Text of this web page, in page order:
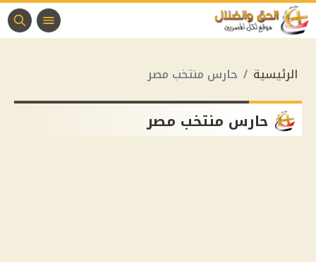
الرئيسية حارس منتخب مصر
حارس منتخب مصر